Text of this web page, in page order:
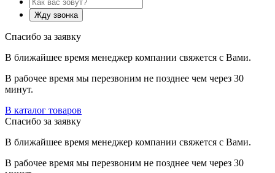
Спасибо за заявку
В ближайшее время менеджер компании свяжется с Вами.
В рабочее время мы перезвоним не позднее чем через 30
минут.
В каталог товаров
Спасибо за заявку
В ближайшее время менеджер компании свяжется с Вами.
В рабочее время мы перезвоним не позднее чем через 30